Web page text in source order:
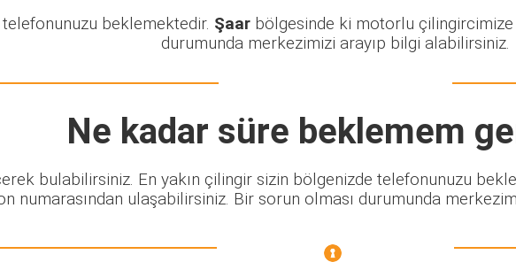
beklemektedir. Şaarbölgesinde ki motorlu çilingircimize
durumunda merkezimizi arayıp bilgi alabilirsiniz.
Ne kadar süre beklemem
bulabilirsiniz. En yakın çilingir sizin bölgenizde telefonunuzu
numarasından ulaşabilirsiniz. Bir sorun olması durumunda